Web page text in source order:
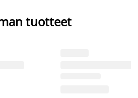
tuotteet